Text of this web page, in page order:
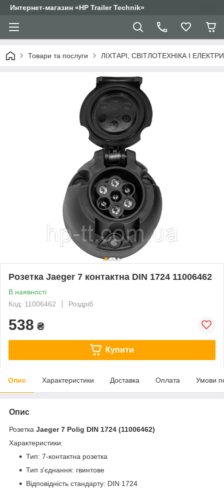
Интернет-магазин «HP Trailer Technik»
Товари та послуги ЛІХТАРІ, СВІТЛОТЕХНІКА І
Розетка Jaeger 7 контактна DIN 1724 11006462
В наявності
Код: 11006462
Роздріб
538 ₴
Купити
Опис Характеристики Доставка Оплата Умови
Опис
Розетка Jaeger 7 Polig DIN 1724 (11006462)
Характеристики:
Тип: 7-контактна розетка
Тип з'єднання: гвинтове
Відповідність стандарту: DIN 1724